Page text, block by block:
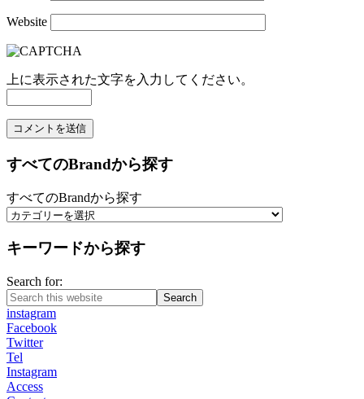
Website
上に表示された文字を入力してください。
すべてのBrandから探す
すべてのBrandから探す
キーワードから探す
Search for:
Search
instagram
Facebook
Twitter
Tel
Instagram
Access